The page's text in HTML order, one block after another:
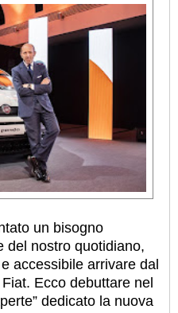
un bisogno
del nostro quotidiano,
accessibile arrivare dal
Ecco debuttare nel
dedicato la nuova